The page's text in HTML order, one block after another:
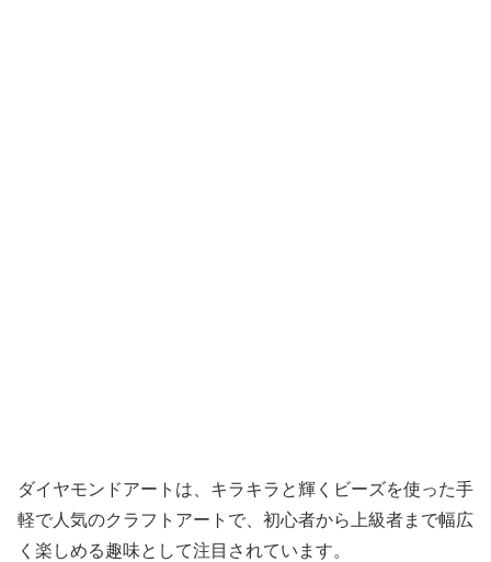
ダイヤモンドアートは、キラキラと輝くビーズを使った手
軽で人気のクラフトアートで、初心者から上級者まで幅広
く楽しめる趣味として注目されています。